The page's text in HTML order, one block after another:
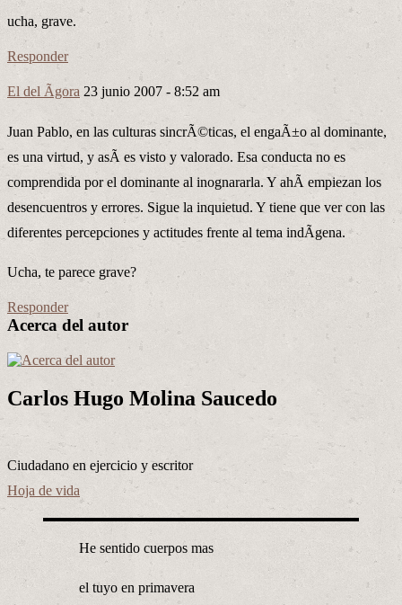
ucha, grave.
Responder
El del Ãgora 23 junio 2007 - 8:52 am
Juan Pablo, en las culturas sincrÃ©ticas, el engaÃ±o al dominante,
es una virtud, y asÃ­ es visto y valorado. Esa conducta no es
comprendida por el dominante al inognararla. Y ahÃ­ empiezan los
desencuentros y errores. Sigue la inquietud. Y tiene que ver con las
diferentes percepciones y actitudes frente al tema indÃ­gena.
Ucha, te parece grave?
Responder
Acerca del autor
Carlos Hugo Molina Saucedo
Ciudadano en ejercicio y escritor
Hoja de vida
He sentido cuerpos mas
el tuyo en primavera